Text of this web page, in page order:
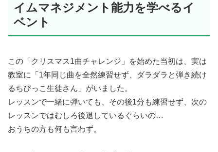
イムマネジメント能力を学べるイ
ベント
この「クリスマス1曲チャレンジ」を始めた当初は、実は
教室に「1年同じ曲を全然練習せず、ダラダラと弾き続け
るちびっこ生徒さん」がいました。
レッスンで一緒に弾いても、その後1分も練習せず、次の
レッスンではむしろ後退しているぐらいの…
おうちの方も何も言わず。